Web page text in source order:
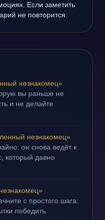
Если заметить
не повторится.
незнакомец»
вы раньше не
и не делайте
незнакомец»
он снова ведёт к
который давно
с простого шага:
победить.